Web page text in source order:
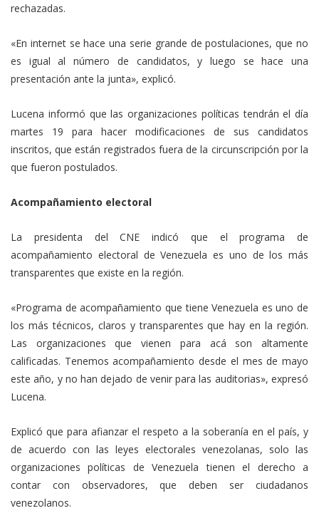
rechazadas.
«En internet se hace una serie grande de postulaciones, que no
es igual al número de candidatos, y luego se hace una
presentación ante la junta», explicó.
Lucena informó que las organizaciones políticas tendrán el día
martes 19 para hacer modificaciones de sus candidatos
inscritos, que están registrados fuera de la circunscripción por la
que fueron postulados.
Acompañamiento electoral
La presidenta del CNE indicó que el programa de
acompañamiento electoral de Venezuela es uno de los más
transparentes que existe en la región.
«Programa de acompañamiento que tiene Venezuela es uno de
los más técnicos, claros y transparentes que hay en la región.
Las organizaciones que vienen para acá son altamente
calificadas. Tenemos acompañamiento desde el mes de mayo
este año, y no han dejado de venir para las auditorias», expresó
Lucena.
Explicó que para afianzar el respeto a la soberanía en el país, y
de acuerdo con las leyes electorales venezolanas, solo las
organizaciones políticas de Venezuela tienen el derecho a
contar con observadores, que deben ser ciudadanos
venezolanos.